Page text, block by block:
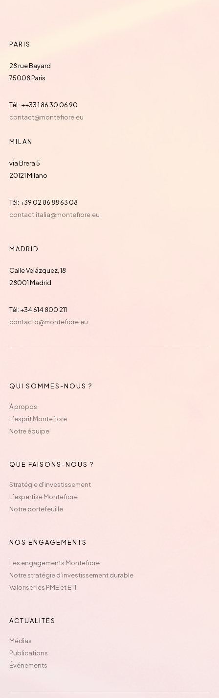
PARIS
28 rue Bayard
75008 Paris
Tél : ++33 1 86 30 06 90
contact@montefiore.eu
MILAN
via Brera 5
20121 Milano
Tél: +39 02 86 88 63 08
contact.italia@montefiore.eu
MADRID
Calle Velázquez, 18
28001 Madrid
Tél: +34 614 800 211
contacto@montefiore.eu
QUI SOMMES-NOUS ?
À propos
L’esprit Montefiore
Notre équipe
QUE FAISONS-NOUS ?
Stratégie d’investissement
L’expertise Montefiore
Notre portefeuille
NOS ENGAGEMENTS
Les engagements Montefiore
Notre stratégie d’investissement durable
Valoriser les PME et ETI
ACTUALITÉS
Médias
Publications
Événements